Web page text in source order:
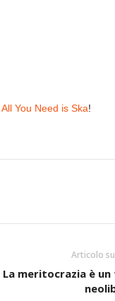
All You Need is Ska!
Articolo
La meritocrazia è